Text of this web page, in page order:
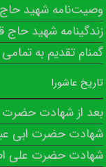
وصیت‌نامه شهید
زندگینامه شهید حاج
گمنام تقدیم به
تاریخ عاشورا
بعد از شهادت
شهادت حضرت ابی
شهادت حضرت علی